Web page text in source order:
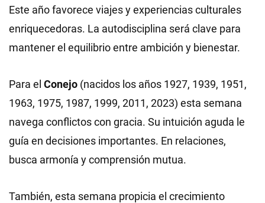
Este año favorece viajes y experiencias culturales
enriquecedoras. La autodisciplina será clave para
mantener el equilibrio entre ambición y bienestar.
Para el Conejo (nacidos los años 1927, 1939, 1951,
1963, 1975, 1987, 1999, 2011, 2023) esta semana
navega conflictos con gracia. Su intuición aguda le
guía en decisiones importantes. En relaciones,
busca armonía y comprensión mutua.
También, esta semana propicia el crecimiento